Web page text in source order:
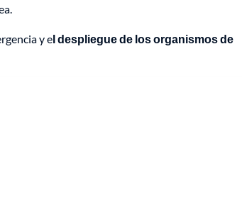
y el despliegue de los organismos de